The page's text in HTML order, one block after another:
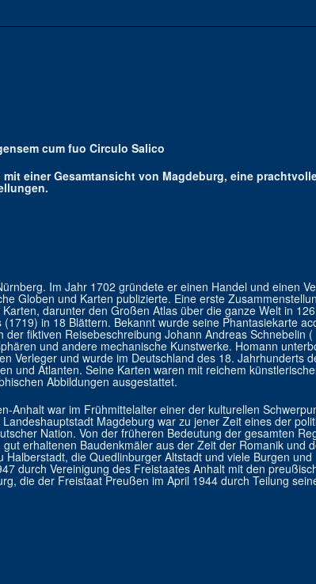
cum fuo Circulo Salico
einer Gesamtansicht von Magdeburg, eine
Im Jahr 1702 gründete er einen Handel und einen
Globen und Karten publizierte. Eine erste
darunter den Großen Atlas über die ganze Welt in 126
in 18 Blättern. Bekannt wurde seine Phantasiekarte
fiktiven Reisebeschreibung Johann Andreas Schnebelin (
und andere mechanische Kunstwerke. Homann
Verleger und wurde im Deutschland des 18. Jahrhunderts
und Atlanten. Seine Karten waren mit reichem
Abbildungen ausgestattet.
Anhalt war im Frühmittelalter einer der kulturellen
Magdeburg war zu jener Zeit eines der
Nation. Von der früheren Bedeutung der gesamten
erhaltenen Baudenkmäler aus der Zeit der Romanik und
die Quedlinburger Altstadt und viele Burgen und
durch Vereinigung des Freistaates Anhalt mit den
die der Freistaat Preußen im April 1944 durch Teilung